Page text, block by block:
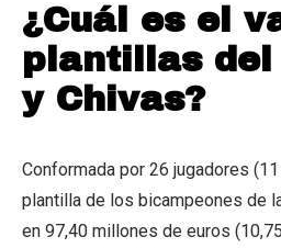
¿Cuál es el
plantillas del
y Chivas?
Conformada por 26 jugadores
plantilla de los bicampeones de
en 97,40 millones de euros